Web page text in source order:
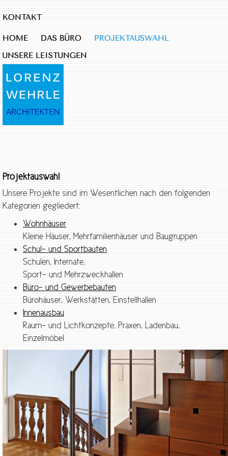
KONTAKT
HOME DAS BÜRO
PROJEKTAUSWAHL
UNSERE LEISTUNGEN
Projektauswahl
Unsere Projekte sind im Wesentlichen nach den folgenden
Kategorien gegliedert:
Wohnhäuser
Kleine Häuser, Mehrfamilienhäuser und Baugruppen
Schul- und Sportbauten
Schulen, Internate,
Sport- und Mehrzweckhallen
Büro- und Gewerbebauten
Bürohäuser, Werkstätten, Einstellhallen
Innenausbau
Raum- und Lichtkonzepte, Praxen, Ladenbau,
Einzelmöbel